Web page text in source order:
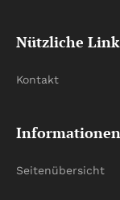
Nützliche
Kontakt
Informationen
Seitenübersicht